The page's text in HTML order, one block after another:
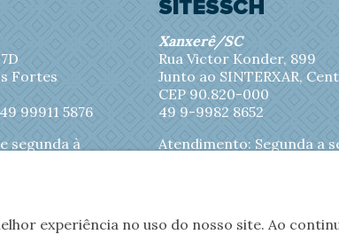
Fortes
49 99911 5876
segunda à
Xanxerê/SC
Rua Victor Konder, 899
Junto ao SINTERXAR,
CEP 90.820-000
49 9-9982 8652
Atendimento: Segunda a
experiência no uso do nosso site. Ao